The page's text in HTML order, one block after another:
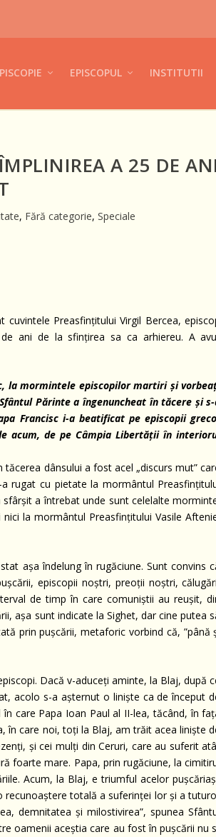
EPISCOPUL INSTITUTII
A 25 DE ANI
, Fără categorie, Speciale
Preasfințitului Virgil Bercea,
ani de la sfințirea sa ca arhiereu. A
la mormintele episcopilor martiri și
Părinte a îngenuncheat în tăcere și
Francisc i-a beatificat pe episcopii
acum, de pe Câmpia Libertății în
dânsului a fost acel „discurs mut”
rugat cu pietate la mormântul
a întrebat unde sunt celelalte
la mormântul Preasfințitului Vasile
așa îndelung în rugăciune. Sunt convins
episcopii noștri, preoții noștri,
de timp în care comuniștii au reușit,
așa sunt indicate la Sighet, dar cine putea
prin pușcării, metaforic vorbind că, ”până
Dacă v-aduceți aminte, la Blaj, după
acolo s-a așternut o liniște ca de început
care Papa Ioan Paul al II-lea, tăcând, în
în care noi, toți la Blaj, am trăit acea liniște
și cei mulți din Ceruri, care au suferit
foarte mare. Papa, prin rugăciune, la
Acum, la Blaj, e triumful acelor
recunoaștere totală a suferinței lor și a
demnitatea și milostivirea”, spunea
oamenii aceștia care au fost în pușcării nu